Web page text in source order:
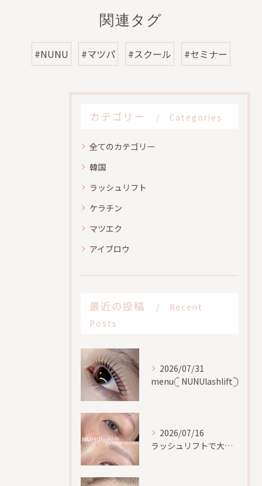
関連タグ
#NUNU #マツパ #スクール #セミナー
カテゴリー Categories
全てのカテゴリー
韓国
ラッシュリフト
ケラチン
マツエク
アイブロウ
最近の投稿
Recent
Posts
2026/07/31
menu𓊆 NUNUlashlift𓊇
2026/07/16
ラッシュリフトで大切な事、